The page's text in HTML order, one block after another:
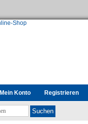
Mein Konto Registrieren